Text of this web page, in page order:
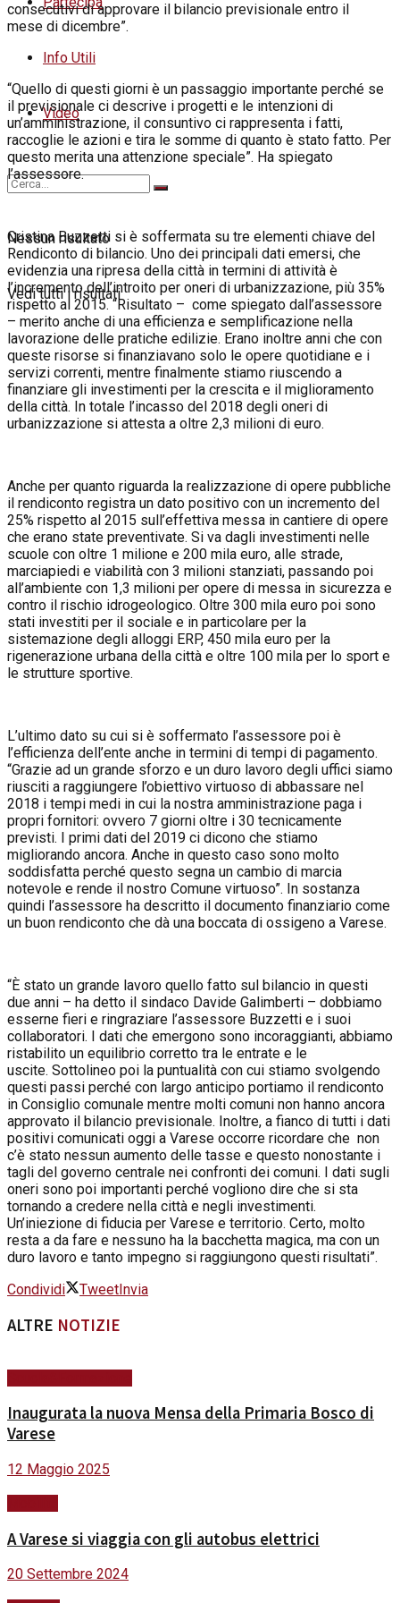
Info Utili
Video
Nessun risultato
Vedi tutti i risultati
consecutivi di approvare il bilancio previsionale entro il
mese di dicembre”.
“Quello di questi giorni è un passaggio importante perché se
il previsionale ci descrive i progetti e le intenzioni di
un’amministrazione, il consuntivo ci rappresenta i fatti,
raccoglie le azioni e tira le somme di quanto è stato fatto. Per
questo merita una attenzione speciale”. Ha spiegato
l’assessore.
Cristina Buzzetti si è soffermata su tre elementi chiave del
Rendiconto di bilancio. Uno dei principali dati emersi, che
evidenzia una ripresa della città in termini di attività è
l’incremento dell’introito per oneri di urbanizzazione, più 35%
rispetto al 2015. “Risultato – come spiegato dall’assessore
– merito anche di una efficienza e semplificazione nella
lavorazione delle pratiche edilizie. Erano inoltre anni che con
queste risorse si finanziavano solo le opere quotidiane e i
servizi correnti, mentre finalmente stiamo riuscendo a
finanziare gli investimenti per la crescita e il miglioramento
della città. In totale l’incasso del 2018 degli oneri di
urbanizzazione si attesta a oltre 2,3 milioni di euro.
Anche per quanto riguarda la realizzazione di opere pubbliche
il rendiconto registra un dato positivo con un incremento del
25% rispetto al 2015 sull’effettiva messa in cantiere di opere
che erano state preventivate. Si va dagli investimenti nelle
scuole con oltre 1 milione e 200 mila euro, alle strade,
marciapiedi e viabilità con 3 milioni stanziati, passando poi
all’ambiente con 1,3 milioni per opere di messa in sicurezza e
contro il rischio idrogeologico. Oltre 300 mila euro poi sono
stati investiti per il sociale e in particolare per la
sistemazione degli alloggi ERP, 450 mila euro per la
rigenerazione urbana della città e oltre 100 mila per lo sport e
le strutture sportive.
L’ultimo dato su cui si è soffermato l’assessore poi è
l’efficienza dell’ente anche in termini di tempi di pagamento.
“Grazie ad un grande sforzo e un duro lavoro degli uffici siamo
riusciti a raggiungere l’obiettivo virtuoso di abbassare nel
2018 i tempi medi in cui la nostra amministrazione paga i
propri fornitori: ovvero 7 giorni oltre i 30 tecnicamente
previsti. I primi dati del 2019 ci dicono che stiamo
migliorando ancora. Anche in questo caso sono molto
soddisfatta perché questo segna un cambio di marcia
notevole e rende il nostro Comune virtuoso”. In sostanza
quindi l’assessore ha descritto il documento finanziario come
un buon rendiconto che dà una boccata di ossigeno a Varese.
“È stato un grande lavoro quello fatto sul bilancio in questi
due anni – ha detto il sindaco Davide Galimberti – dobbiamo
esserne fieri e ringraziare l’assessore Buzzetti e i suoi
collaboratori. I dati che emergono sono incoraggianti, abbiamo
ristabilito un equilibrio corretto tra le entrate e le
uscite. Sottolineo poi la puntualità con cui stiamo svolgendo
questi passi perché con largo anticipo portiamo il rendiconto
in Consiglio comunale mentre molti comuni non hanno ancora
approvato il bilancio previsionale. Inoltre, a fianco di tutti i dati
positivi comunicati oggi a Varese occorre ricordare che non
c’è stato nessun aumento delle tasse e questo nonostante i
tagli del governo centrale nei confronti dei comuni. I dati sugli
oneri sono poi importanti perché vogliono dire che si sta
tornando a credere nella città e negli investimenti.
Un’iniezione di fiducia per Varese e territorio. Certo, molto
resta a da fare e nessuno ha la bacchetta magica, ma con un
duro lavoro e tanto impegno si raggiungono questi risultati”.
Condividi
TweetInvia
ALTRE NOTIZIE
Inaugurata la nuova Mensa della Primaria Bosco di
Varese
12 Maggio 2025
A Varese si viaggia con gli autobus elettrici
20 Settembre 2024